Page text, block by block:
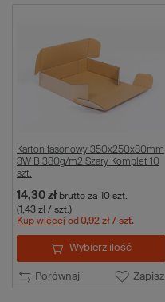
Karton fasonowy 350x250x80mm
3W B 380g/m2 Szary Komplet 10
szt.
14,30 zł brutto za 10 szt.
(1,43 zł / szt.)
Kup więcej od 0,92 zł / szt.
Porównaj Zapisz
Wybierz ilość